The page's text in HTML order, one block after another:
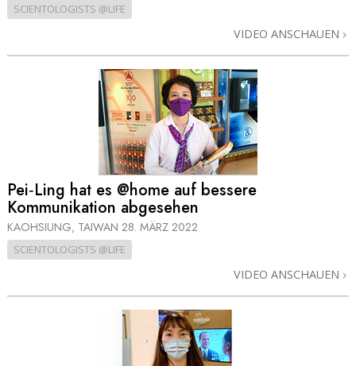
SCIENTOLOGISTS @LIFE
VIDEO ANSCHAUEN
Pei‑Ling hat es @home auf bessere
Kommunikation abgesehen
KAOHSIUNG, TAIWAN 28. MÄRZ 2022
SCIENTOLOGISTS @LIFE
VIDEO ANSCHAUEN